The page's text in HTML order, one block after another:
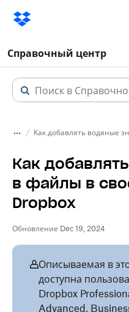
Справочный центр
Как добавлять водяные
Как
в файлы в
Dropbox
Обновление Dec 19, 2024
Описываемая в
доступна
Dropbox
Advanced,